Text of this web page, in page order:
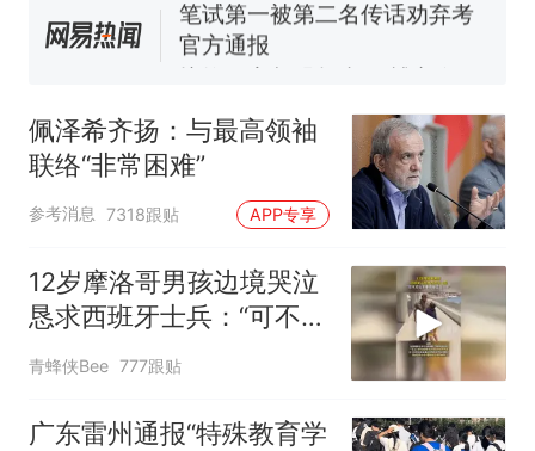
惊艳！字都飘起来了 博主在田
间创作“悬浮字” 网友：真·裸眼
似南京大学数院院长辞职信流
传，院方回应：喻良教授已卸
任院长一职，不清楚辞职信来
源；曾用手绘图做头像
佩泽希齐扬：与最高领袖
联络“非常困难”
参考消息 7318跟贴 APP专享
12岁摩洛哥男孩边境哭泣
恳求西班牙士兵：“可不可
以不要把我遣返回国”
青蜂侠Bee 777跟贴
广东雷州通报“特殊教育学